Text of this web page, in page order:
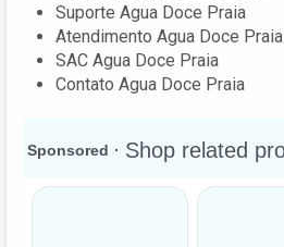
Suporte Agua Doce Praia
Atendimento Agua Doce Praia
SAC Agua Doce Praia
Contato Agua Doce Praia